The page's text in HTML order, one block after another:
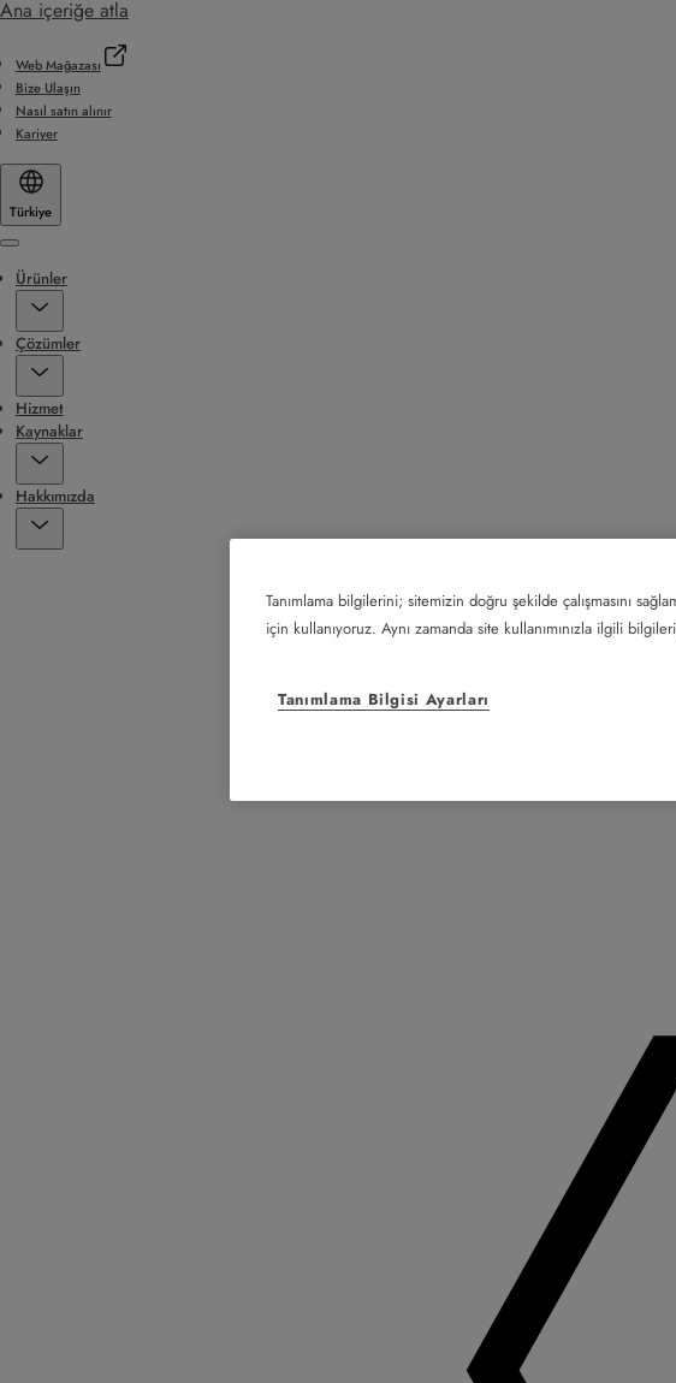
Ana içeriğe atla
Web Mağazası
Bize Ulaşın
Nasıl satın alınır
Kariyer
Türkiye
Menu
Ürünler
Çözümler
Hizmet
Kaynaklar
Hakkımızda
Tanımlama bilgilerini; sitemizin doğru şekilde çalışmasını
için kullanıyoruz. Aynı zamanda site kullanımınızla ilgili
Tanımlama Bilgisi Ayarları